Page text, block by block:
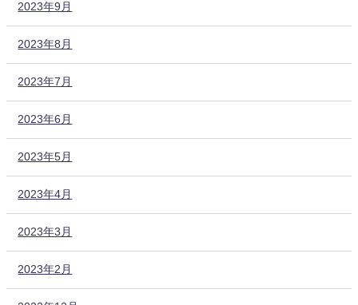
2023年9月
2023年8月
2023年7月
2023年6月
2023年5月
2023年4月
2023年3月
2023年2月